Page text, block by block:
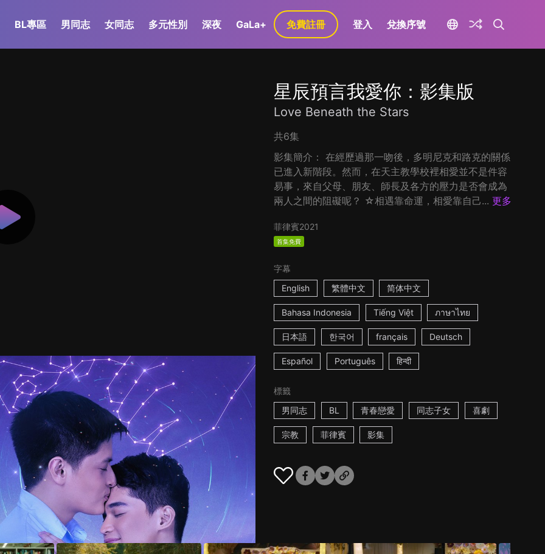
BL專區 男同志 女同志 多元性別 深夜 GaLa+ 免費註冊 登入 兌換序號
星辰預言我愛你：影集版
Love Beneath the Stars
共6集
影集簡介： 在經歷過那一吻後，多明尼克和路克的關係
已進入新階段。然而，在天主教學校裡相愛並不是件容
易事，來自父母、朋友、師長及各方的壓力是否會成為
兩人之間的阻礙呢？ ☆相遇靠命運，相愛靠自己... 更多
菲律賓2021
首集免費
字幕
English
繁體中文 简体中文
Bahasa Indonesia Tiếng Việt ภาษาไทย
日本語 한국어 français Deutsch
Español Português हिन्दी
標籤
男同志
BL 青春戀愛 同志子女 喜劇
宗教 菲律賓 影集